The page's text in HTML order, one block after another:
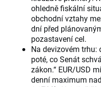
ohledně fiskální
obchodní vztahy
dní před
pozastavení cel.
Na devizovém
poté, co Senát
zákon.“ EUR/USD
denní maximum